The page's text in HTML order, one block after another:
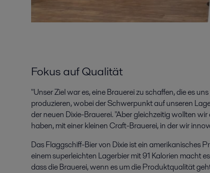
Fokus auf Qualität
"Unser Ziel war es, eine Brauerei zu schaffen, die es
produzieren, wobei der Schwerpunkt auf unseren
der neuen Dixie-Brauerei. "Aber gleichzeitig wollten
haben, mit einer kleinen Craft-Brauerei, in der wir
Das Flaggschiff-Bier von Dixie ist ein amerikanisches
einem superleichten Lagerbier mit 91 Kalorien macht
dass die Brauerei, wenn es um die Produktqualität